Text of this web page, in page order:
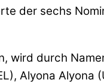
der sechs
durch
Alyona